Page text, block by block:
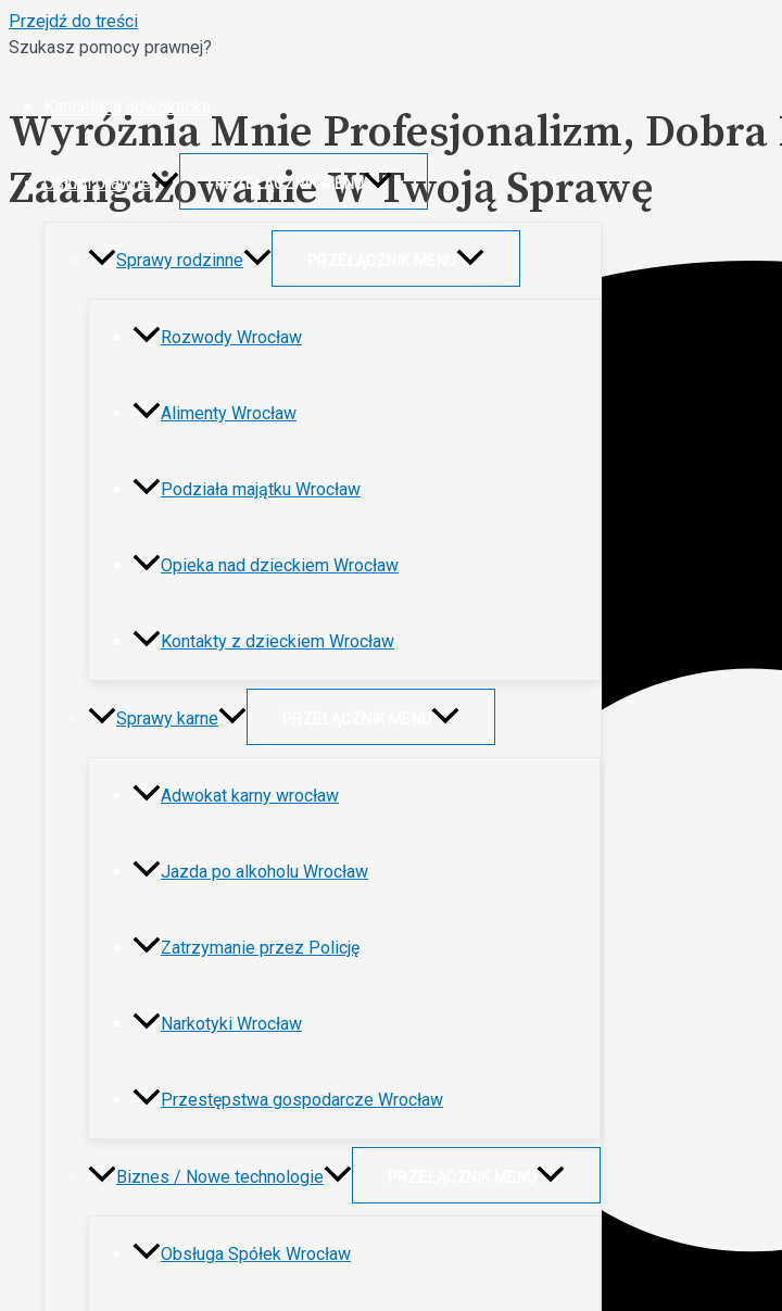
Przejdź do treści
Kancelaria adwokacka
Usługi prawne PRZEŁĄCZNIK MENU
Sprawy rodzinne
Rozwody Wrocław
Alimenty Wrocław
Podziała majątku Wrocław
Opieka nad dzieckiem Wrocław
Kontakty z dzieckiem Wrocław
Sprawy karne
Adwokat karny wrocław
Jazda po alkoholu Wrocław
Zatrzymanie przez Policję
Narkotyki Wrocław
Przestępstwa gospodarcze Wrocław
Biznes / Nowe technologie
Obsługa Spółek Wrocław
Szukasz pomocy prawnej?
Wyróżnia Mnie Profesjonalizm, Dobra
Zaangażowanie W Twoją Sprawę